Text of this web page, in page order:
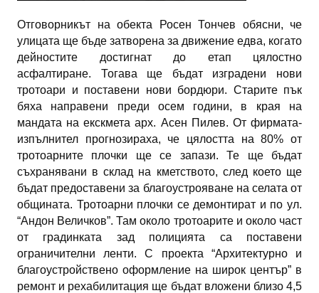
Отговорникът на обекта Росен Тончев обясни, че
улицата ще бъде затворена за движение едва, когато
дейностите достигнат до етап цялостно
асфалтиране. Тогава ще бъдат изградени нови
тротоари и поставени нови бордюри. Старите пък
бяха направени преди осем години, в края на
мандата на екскмета арх. Асен Пилев. От фирмата-
изпълнител прогнозираха, че цялостта на 80% от
тротоарните плочки ще се запази. Те ще бъдат
съхранявани в склад на кметството, след което ще
бъдат предоставени за благоустрояване на селата от
общината. Тротоарни плочки се демонтират и по ул.
“Андон Величков”. Там около тротоарите и около част
от градинката зад полицията са поставени
ограничителни ленти. С проекта “Архитектурно и
благоустройствено оформление на широк център” в
ремонт и рехабилитация ще бъдат вложени близо 4,5